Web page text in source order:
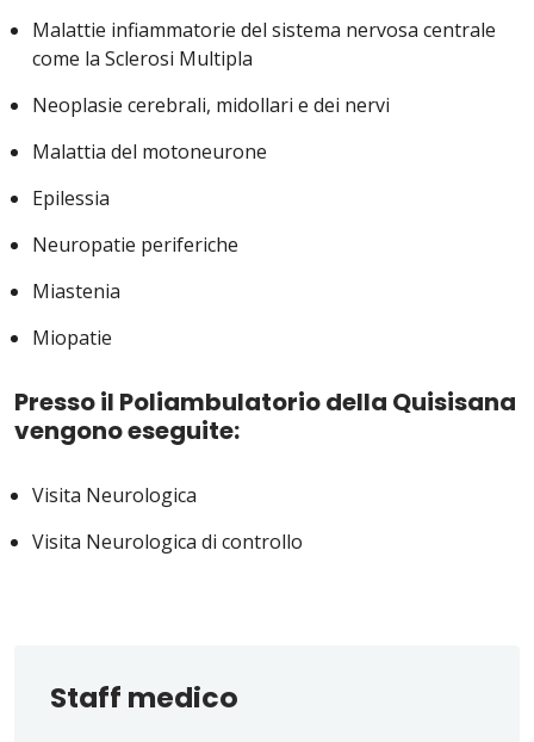
Malattie infiammatorie del sistema nervosa centrale
come la Sclerosi Multipla
Neoplasie cerebrali, midollari e dei nervi
Malattia del motoneurone
Epilessia
Neuropatie periferiche
Miastenia
Miopatie
Presso il Poliambulatorio della Quisisana
vengono eseguite:
Visita Neurologica
Visita Neurologica di controllo
Staff medico